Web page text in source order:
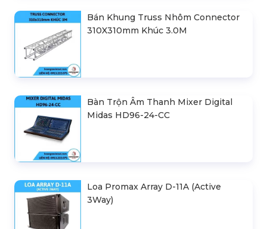
Bán Khung Truss Nhôm Connector
310X310mm Khúc 3.0M
Bàn Trộn Âm Thanh Mixer Digital
Midas HD96-24-CC
Loa Promax Array D-11A (Active
3Way)